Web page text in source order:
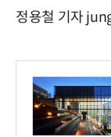
정용철 기자